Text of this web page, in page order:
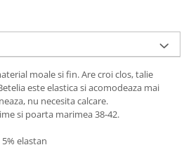
moale si fin. Are croi clos, talie
este elastica si acomodeaza mai
nu necesita calcare.
si poarta marimea 38-42.
elastan